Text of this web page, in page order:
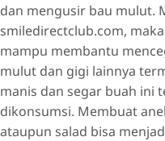
dan mengusir bau mulut.
smiledirectclub.com,
mampu membantu
mulut dan gigi lainnya
manis dan segar buah ini
dikonsumsi. Membuat
ataupun salad bisa